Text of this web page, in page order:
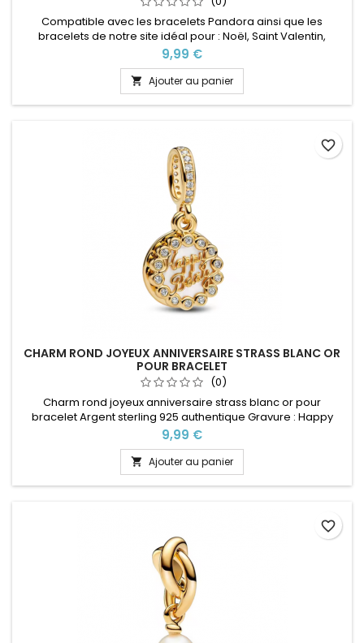
Compatible avec les bracelets Pandora ainsi que les
bracelets de notre site idéal pour : Noël, Saint Valentin,
anniversaire, anniversaire de mariage
Prix
9,99 €
 Ajouter au panier
CHARM ROND JOYEUX ANNIVERSAIRE STRASS BLANC OR
POUR BRACELET
(0)
Charm rond joyeux anniversaire strass blanc or pour
bracelet Argent sterling 925 authentique Gravure : Happy
Bday ( joyeux anniversaire ) Compatible avec les bracelets
Pandora ainsi que les bracelets de notre site idéal pour :
Noël, Saint Valentin, anniversaire, anniversaire de mariage
Prix
9,99 €
 Ajouter au panier
favorite_border
favorite_border